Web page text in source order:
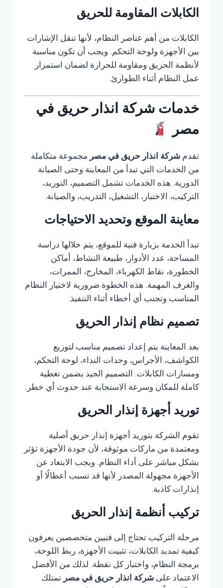
الكابلات المقاومة للحريق
الكابلات من أهم عناصر النظام، لأنها تنقل الإشارات
بين الأجهزة ولوحة التحكم. ويجب أن تكون مناسبة
لأنظمة الحريق ومقاومة للحرارة لضمان استمرار
عمل النظام أثناء الطوارئ.
خدمات شركة انذار حريق في
مصر
تقدم شركة انذار حريق في مصر مجموعة متكاملة
من الخدمات التي تبدأ من المعاينة وحتى الصيانة
الدورية. هذه الخدمات تشمل التصميم، التوريد،
التركيب، الاختبار، التشغيل، التدريب، والصيانة.
معاينة الموقع وتحديد الاحتياجات
تبدأ الخدمة بزيارة فنية للموقع، يتم خلالها دراسة
المساحة، عدد الأدوار، طبيعة النشاط، أماكن
الخطورة، نقاط الكهرباء، المخارج، الممرات،
والغرف المهمة. هذه الخطوة ضرورية لاختيار النظام
المناسب وتجنب أي أخطاء أثناء التنفيذ.
تصميم نظام إنذار الحريق
بعد المعاينة يتم إعداد تصميم مناسب لتوزيع
الكواشف، الأجراس، وحدات النداء، لوحة التحكم،
ومسارات الكابلات. التصميم الجيد يضمن تغطية
كاملة للمكان وسرعة الاستجابة عند حدوث أي خطر.
توريد أجهزة إنذار الحريق
تقوم الشركة بتوريد أجهزة إنذار حريق أصلية
ومعتمدة من ماركات موثوقة، لأن جودة الأجهزة تؤثر
بشكل مباشر على أداء النظام. ويجب الابتعاد عن
الأجهزة مجهولة المصدر لأنها قد تسبب أعطالًا أو
إنذارات كاذبة.
تركيب أنظمة إنذار الحريق
مرحلة التركيب تحتاج إلى فنيين متخصصين يعرفون
كيفية تمديد الكابلات، تثبيت الأجهزة، ربط اللوحة،
برمجة النظام، واختبار كل نقطة. لذلك من الأفضل
الاعتماد على شركة انذار حريق في مصر تمتلك